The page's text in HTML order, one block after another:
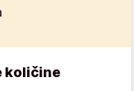
količine